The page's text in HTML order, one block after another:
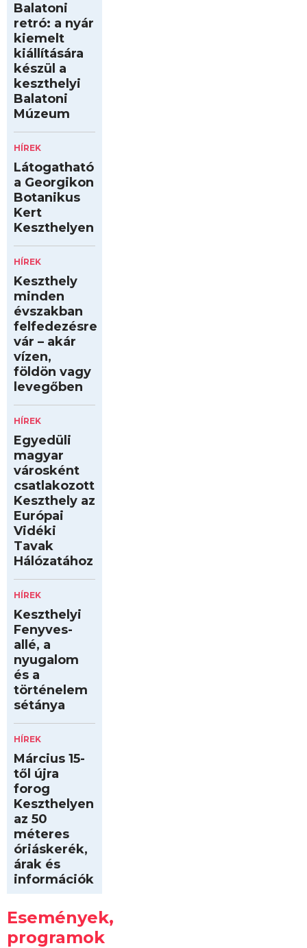
Balatoni
retró: a nyár
kiemelt
kiállítására
készül a
keszthelyi
Balatoni
Múzeum
HÍREK
Látogatható
a Georgikon
Botanikus
Kert
Keszthelyen
HÍREK
Keszthely
minden
évszakban
felfedezésre
vár – akár
vízen,
földön vagy
levegőben
HÍREK
Egyedüli
magyar
városként
csatlakozott
Keszthely az
Európai
Vidéki
Tavak
Hálózatához
HÍREK
Keszthelyi
Fenyves-
allé, a
nyugalom
és a
történelem
sétánya
HÍREK
Március 15-
től újra
forog
Keszthelyen
az 50
méteres
óriáskerék,
árak és
információk
Események,
programok
Kilóméterek
2026